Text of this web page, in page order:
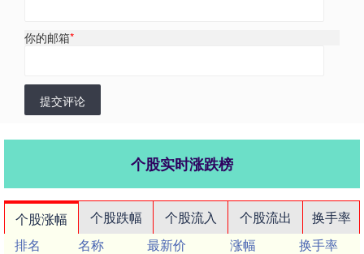
你的邮箱*
提交评论
个股实时涨跌榜
个股涨幅 个股跌幅 个股流入 个股流出
换手率
排名
名称 最新价 涨幅
换手率